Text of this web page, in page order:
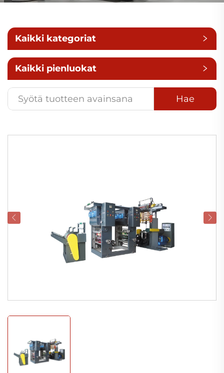
Kaikki kategoriat
Kaikki pienluokat
Hae